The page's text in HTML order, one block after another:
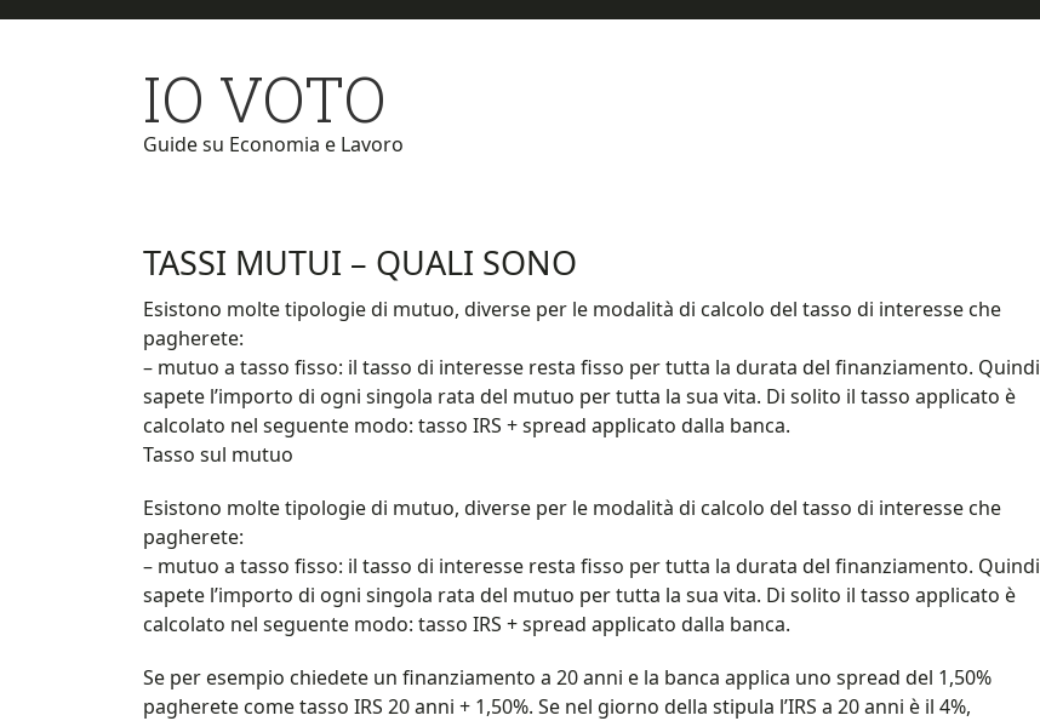
Skip
Skip
IO VOTO
Guide su Economia e Lavoro
TASSI MUTUI – QUALI SONO
Esistono molte tipologie di mutuo, diverse per le modalità di calcolo del tasso di interesse che
pagherete:
– mutuo a tasso fisso: il tasso di interesse resta fisso per tutta la durata del finanziamento. Quindi
sapete l’importo di ogni singola rata del mutuo per tutta la sua vita. Di solito il tasso applicato è
calcolato nel seguente modo: tasso IRS + spread applicato dalla banca.
Tasso sul mutuo
Esistono molte tipologie di mutuo, diverse per le modalità di calcolo del tasso di interesse che
pagherete:
– mutuo a tasso fisso: il tasso di interesse resta fisso per tutta la durata del finanziamento. Quindi
sapete l’importo di ogni singola rata del mutuo per tutta la sua vita. Di solito il tasso applicato è
calcolato nel seguente modo: tasso IRS + spread applicato dalla banca.
Se per esempio chiedete un finanziamento a 20 anni e la banca applica uno spread del 1,50%
pagherete come tasso IRS 20 anni + 1,50%. Se nel giorno della stipula l’IRS a 20 anni è il 4%,